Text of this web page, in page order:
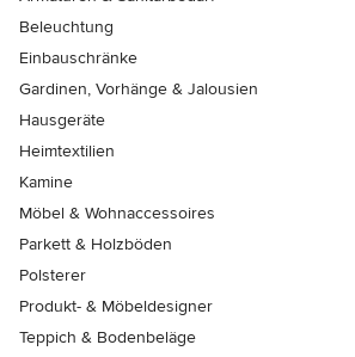
Beleuchtung
Einbauschränke
Gardinen, Vorhänge & Jalousien
Hausgeräte
Heimtextilien
Kamine
Möbel & Wohnaccessoires
Parkett & Holzböden
Polsterer
Produkt- & Möbeldesigner
Teppich & Bodenbeläge